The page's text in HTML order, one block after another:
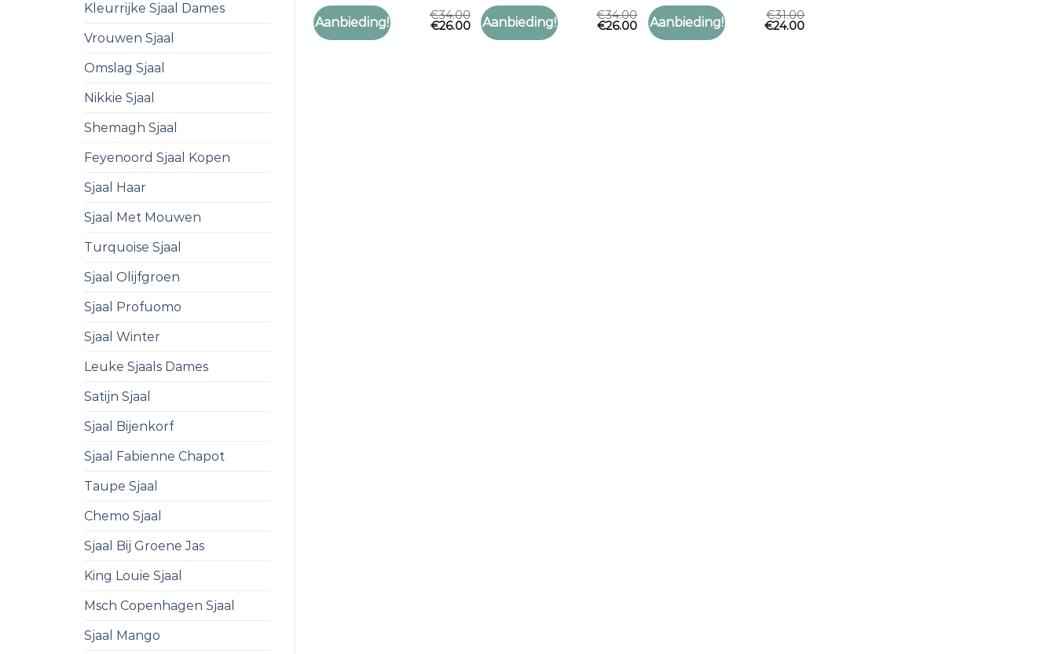
Kleurrijke Sjaal Dames
Vrouwen Sjaal
Omslag Sjaal
Nikkie Sjaal
Shemagh Sjaal
Feyenoord Sjaal Kopen
Sjaal Haar
Sjaal Met Mouwen
Turquoise Sjaal
Sjaal Olijfgroen
Sjaal Profuomo
Sjaal Winter
Leuke Sjaals Dames
Satijn Sjaal
Sjaal Bijenkorf
Sjaal Fabienne Chapot
Taupe Sjaal
Chemo Sjaal
Sjaal Bij Groene Jas
King Louie Sjaal
Msch Copenhagen Sjaal
Sjaal Mango
Aanbieding!
Toevoegen
MSCH SJAAL
msch sjaal
€34.00
€26.00 Aanbieding!
Toevoegen
MSCH SJAAL
msch sjaal
€34.00
€26.00 Aanbieding!
Toevoegen
MSCH SJAAL
msch sjaal
€31.00
€24.00